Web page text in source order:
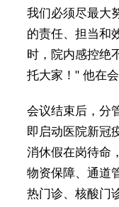
我们必须尽最大
的责任、担当和
时，院内感控绝
托大家！" 他在
会议结束后，分
即启动医院新冠
消休假在岗待命
物资保障、通道
热门诊、核酸门